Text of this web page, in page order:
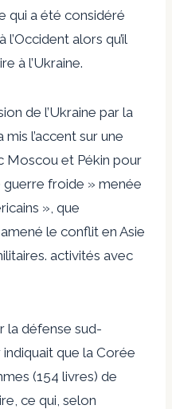
qui a été considéré
alors qu’il
à l’Ukraine.
de l’Ukraine par la
l’accent sur une
Moscou et Pékin pour
froide » menée
», que
le conflit en Asie
activités avec
la défense sud-
que la Corée
(154 livres) de
ce qui, selon